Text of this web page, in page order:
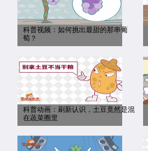
科普视频：如何挑出最甜的那串葡
萄？
科普动画：刷新认识，土豆竟然是混
在蔬菜圈里